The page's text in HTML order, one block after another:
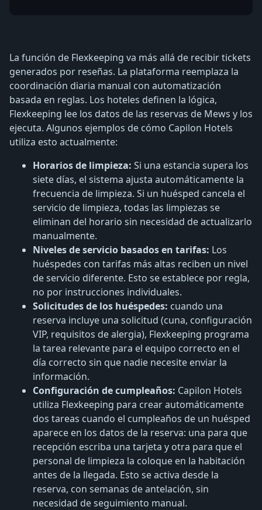
La función de Flexkeeping va más allá de recibir tickets
generados por reseñas. La plataforma reemplaza la
coordinación diaria manual con automatización
basada en reglas. Los hoteles definen la lógica,
Flexkeeping lee los datos de las reservas de Mews y los
ejecuta. Algunos ejemplos de cómo Capilon Hotels
utiliza esto actualmente:
Horarios de limpieza: Si una estancia supera los
siete días, el sistema ajusta automáticamente la
frecuencia de limpieza. Si un huésped cancela el
servicio de limpieza, todas las limpiezas se
eliminan del horario sin necesidad de actualizarlo
manualmente.
Niveles de servicio basados ​​en tarifas: Los
huéspedes con tarifas más altas reciben un nivel
de servicio diferente. Esto se establece por regla,
no por instrucciones individuales.
Solicitudes de los huéspedes: cuando una
reserva incluye una solicitud (cuna, configuración
VIP, requisitos de alergia), Flexkeeping programa
la tarea relevante para el equipo correcto en el
día correcto sin que nadie necesite enviar la
información.
Configuración de cumpleaños: Capilon Hotels
utiliza Flexkeeping para crear automáticamente
dos tareas cuando el cumpleaños de un huésped
aparece en los datos de la reserva: una para que
recepción escriba una tarjeta y otra para que el
personal de limpieza la coloque en la habitación
antes de la llegada. Esto se activa desde la
reserva, con semanas de antelación, sin
necesidad de seguimiento manual.